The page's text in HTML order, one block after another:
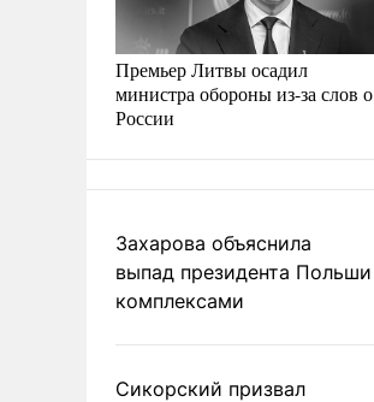
Премьер Литвы осадил
министра обороны из-за слов о
России
Захарова объяснила
выпад президента Польши
комплексами
Сикорский призвал